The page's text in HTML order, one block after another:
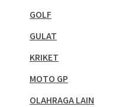
GOLF
GULAT
KRIKET
MOTO GP
OLAHRAGA LAIN